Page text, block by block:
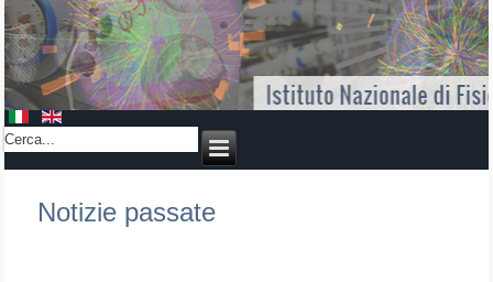
Notizie passate